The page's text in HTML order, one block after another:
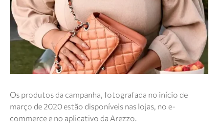
Os produtos da campanha, fotografada no início de
março de 2020 estão disponíveis nas lojas, no e-
commerce e no aplicativo da Arezzo.